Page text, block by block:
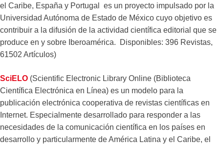
el Caribe, España y Portugal es un proyecto impulsado por la
Universidad Autónoma de Estado de México cuyo objetivo es
contribuir a la difusión de la actividad científica editorial que se
produce en y sobre Iberoamérica. Disponibles: 396 Revistas,
61502 Artículos)
SciELO (Scientific Electronic Library Online (Biblioteca
Científica Electrónica en Línea) es un modelo para la
publicación electrónica cooperativa de revistas científicas en
Internet. Especialmente desarrollado para responder a las
necesidades de la comunicación científica en los países en
desarrollo y particularmente de América Latina y el Caribe, el